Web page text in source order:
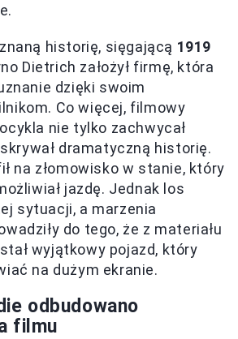
historię, sięgającą 1919
Dietrich założył firmę, która
dzięki swoim
Co więcej, filmowy
nie tylko zachwycał
dramatyczną historię.
na złomowisko w stanie, który
jazdę. Jednak los
sytuacji, a marzenia
do tego, że z materiału
wyjątkowy pojazd, który
na dużym ekranie.
odbudowano
filmu